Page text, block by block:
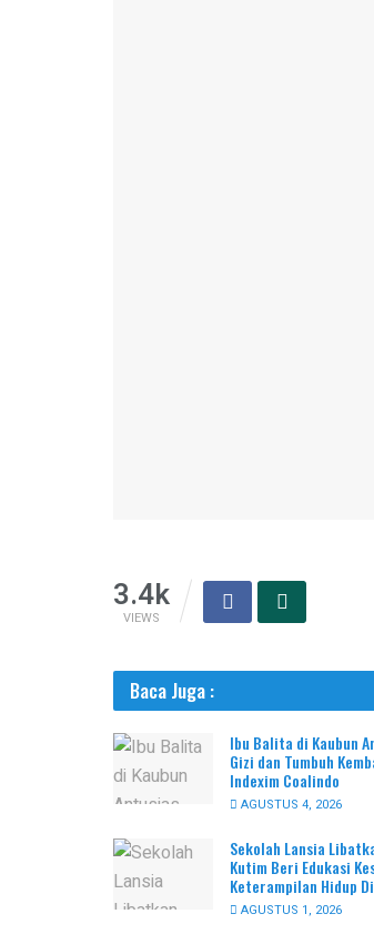
3.4k
VIEWS
Baca Juga :
Ibu Balita di Kaubun
Gizi dan Tumbuh
Indexim Coalindo
AGUSTUS 4, 2026
Sekolah Lansia
Kutim Beri Edukasi
Keterampilan Hidup
AGUSTUS 1, 2026